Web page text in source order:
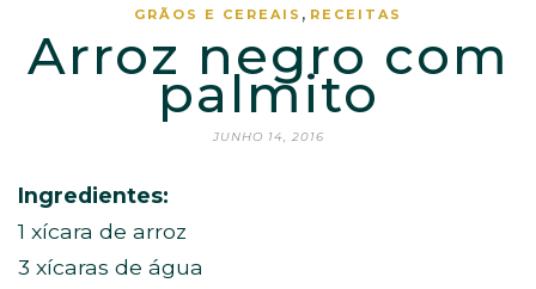
GRÃOS E CEREAIS , RECEITAS
Arroz negro com
palmito
JUNHO 14, 2016
Ingredientes:
1 xícara de arroz
3 xícaras de água